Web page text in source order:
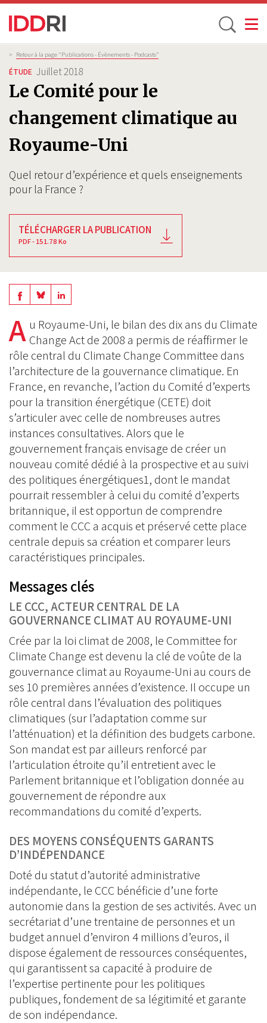
Aller
au
contenu
principal
Toggle
Fil
d'Ariane
> Retour à la page "Publications - Évènements - Podcasts”
ÉTUDE Juillet 2018
Le Comité pour le
changement climatique au
Royaume-Uni
Quel retour d’expérience et quels enseignements
pour la France ?
TÉLÉCHARGER LA PUBLICATION
PDF - 151.78 Ko
Share
on
Facebook
Share
BlueSky
Share
Linkedin
A u Royaume-Uni, le bilan des dix ans du Climate
Change Act de 2008 a permis de réaffirmer le
rôle central du Climate Change Committee dans
l’architecture de la gouvernance climatique. En
France, en revanche, l’action du Comité d’experts
pour la transition énergétique (CETE) doit
s’articuler avec celle de nombreuses autres
instances consultatives. Alors que le
gouvernement français envisage de créer un
nouveau comité dédié à la prospective et au suivi
des politiques énergétiques1, dont le mandat
pourrait ressembler à celui du comité d’experts
britannique, il est opportun de comprendre
comment le CCC a acquis et préservé cette place
centrale depuis sa création et comparer leurs
caractéristiques principales.
Messages clés
LE CCC, ACTEUR CENTRAL DE LA
GOUVERNANCE CLIMAT AU ROYAUME-UNI
Crée par la loi climat de 2008, le Committee for
Climate Change est devenu la clé de voûte de la
gouvernance climat au Royaume-Uni au cours de
ses 10 premières années d’existence. Il occupe un
rôle central dans l’évaluation des politiques
climatiques (sur l’adaptation comme sur
l’atténuation) et la définition des budgets carbone.
Son mandat est par ailleurs renforcé par
l’articulation étroite qu’il entretient avec le
Parlement britannique et l’obligation donnée au
gouvernement de répondre aux
recommandations du comité d’experts.
DES MOYENS CONSÉQUENTS GARANTS
D’INDÉPENDANCE
Doté du statut d’autorité administrative
indépendante, le CCC bénéficie d’une forte
autonomie dans la gestion de ses activités. Avec un
secrétariat d’une trentaine de personnes et un
budget annuel d’environ 4 millions d’euros, il
dispose également de ressources conséquentes,
qui garantissent sa capacité à produire de
l’expertise pertinente pour les politiques
publiques, fondement de sa légitimité et garante
de son indépendance.